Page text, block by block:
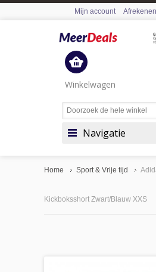
Mijn account Afrekenen
Winkelwagen
Navigatie
Home Sport & Vrije tijd
Kickboksshort Zwart/Blauw XXS